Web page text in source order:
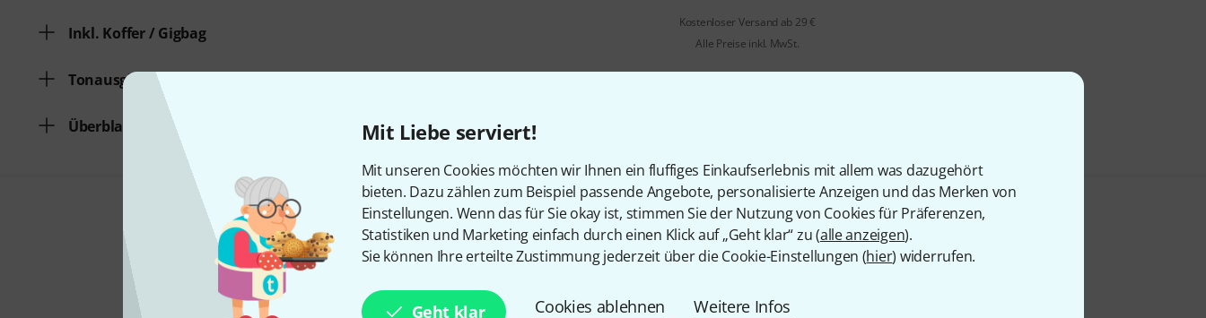
Mit Liebe serviert!
Mit unseren Cookies möchten wir Ihnen ein fluffiges Einkaufserlebnis mit allem was dazugehört
bieten. Dazu zählen zum Beispiel passende Angebote, personalisierte Anzeigen und das Merken von
Einstellungen. Wenn das für Sie okay ist, stimmen Sie der Nutzung von Cookies für Präferenzen,
Statistiken und Marketing einfach durch einen Klick auf „Geht klar“ zu (alle anzeigen).
Sie können Ihre erteilte Zustimmung jederzeit über die Cookie-Einstellungen (hier) widerrufen.
Geht klar Cookies ablehnen Weitere Infos
Inkl. Koffer / Gigbag
Tonausgleich
Überblasklappe
Kostenloser Versand ab 29 €
Alle Preise inkl. MwSt.
Gefällt Ihnen, was Sie sehen?